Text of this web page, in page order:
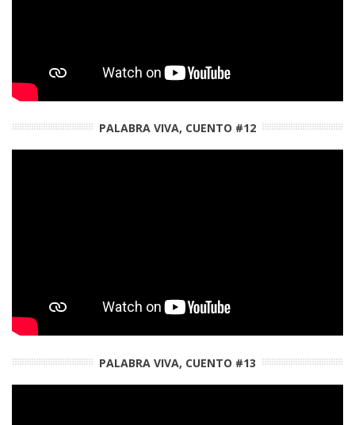
PALABRA VIVA, CUENTO #12
PALABRA VIVA, CUENTO #13